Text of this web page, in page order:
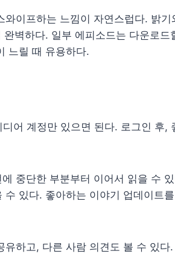
이프하는 느낌이 자연스럽다. 밝기
벽하다. 일부 에피소드는 다운로드
느릴 때 유용하다.
어 계정만 있으면 된다. 로그인 후,
중단한 부분부터 이어서 읽을 수
있다. 좋아하는 이야기 업데이트
하고, 다른 사람 의견도 볼 수 있다.